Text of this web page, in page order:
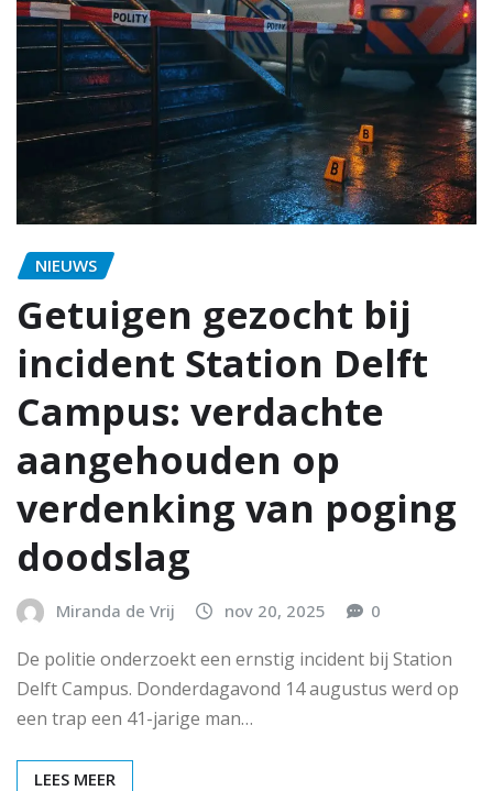
NIEUWS
Getuigen gezocht bij
incident Station Delft
Campus: verdachte
aangehouden op
verdenking van poging
doodslag
Miranda de Vrij nov 20, 2025 0
De politie onderzoekt een ernstig incident bij Station
Delft Campus. Donderdagavond 14 augustus werd op
een trap een 41-jarige man…
LEES MEER